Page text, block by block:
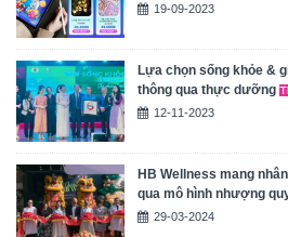
19-09-2023
Lựa chọn sống khỏe &
thông qua thực dưỡng
12-11-2023
HB Wellness mang
qua mô hình nhượng
29-03-2024